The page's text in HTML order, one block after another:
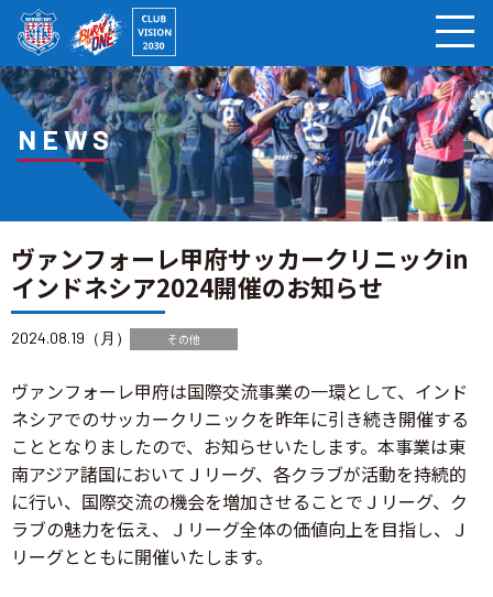
NEWS
ヴァンフォーレ甲府サッカークリニックin
インドネシア2024開催のお知らせ
2024.08.19（月） その他
ヴァンフォーレ甲府は国際交流事業の一環として、インド
ネシアでのサッカークリニックを昨年に引き続き開催する
こととなりましたので、お知らせいたします。本事業は東
南アジア諸国においてＪリーグ、各クラブが活動を持続的
に行い、国際交流の機会を増加させることでＪリーグ、ク
ラブの魅力を伝え、Ｊリーグ全体の価値向上を目指し、Ｊ
リーグとともに開催いたします。